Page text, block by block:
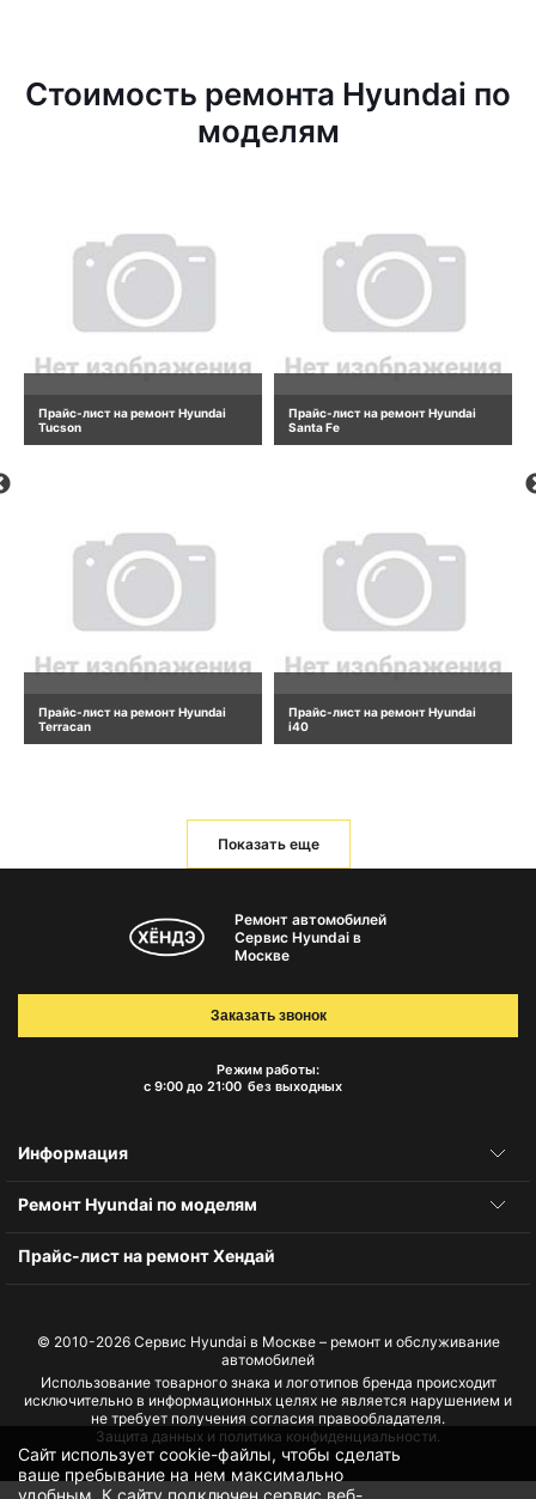
Стоимость ремонта Hyundai по
моделям
Прайс-лист на ремонт Hyundai
Tucson
Прайс-лист на ремонт Hyundai
Terracan
Прайс-лист на ремонт Hyundai
Santa Fe
Прайс-лист на ремонт Hyundai
i40
Показать еще
Сайт использует cookie-файлы, чтобы сделать
ваше пребывание на нем максимально
удобным. К cайту подключен сервис веб-
Ремонт автомобилей
Сервис Hyundai в
Москве
Режим работы:
с 9:00 до 21:00 без выходных
Заказать звонок
Информация
Ремонт Hyundai по моделям
Прайс-лист на ремонт Хендай
© 2010-2026 Сервис Hyundai в Москве – ремонт и обслуживание
автомобилей
Использование товарного знака и логотипов бренда происходит
исключительно в информационных целях не является нарушением и
не требует получения согласия правообладателя.
Защита данных и политика конфиденциальности.